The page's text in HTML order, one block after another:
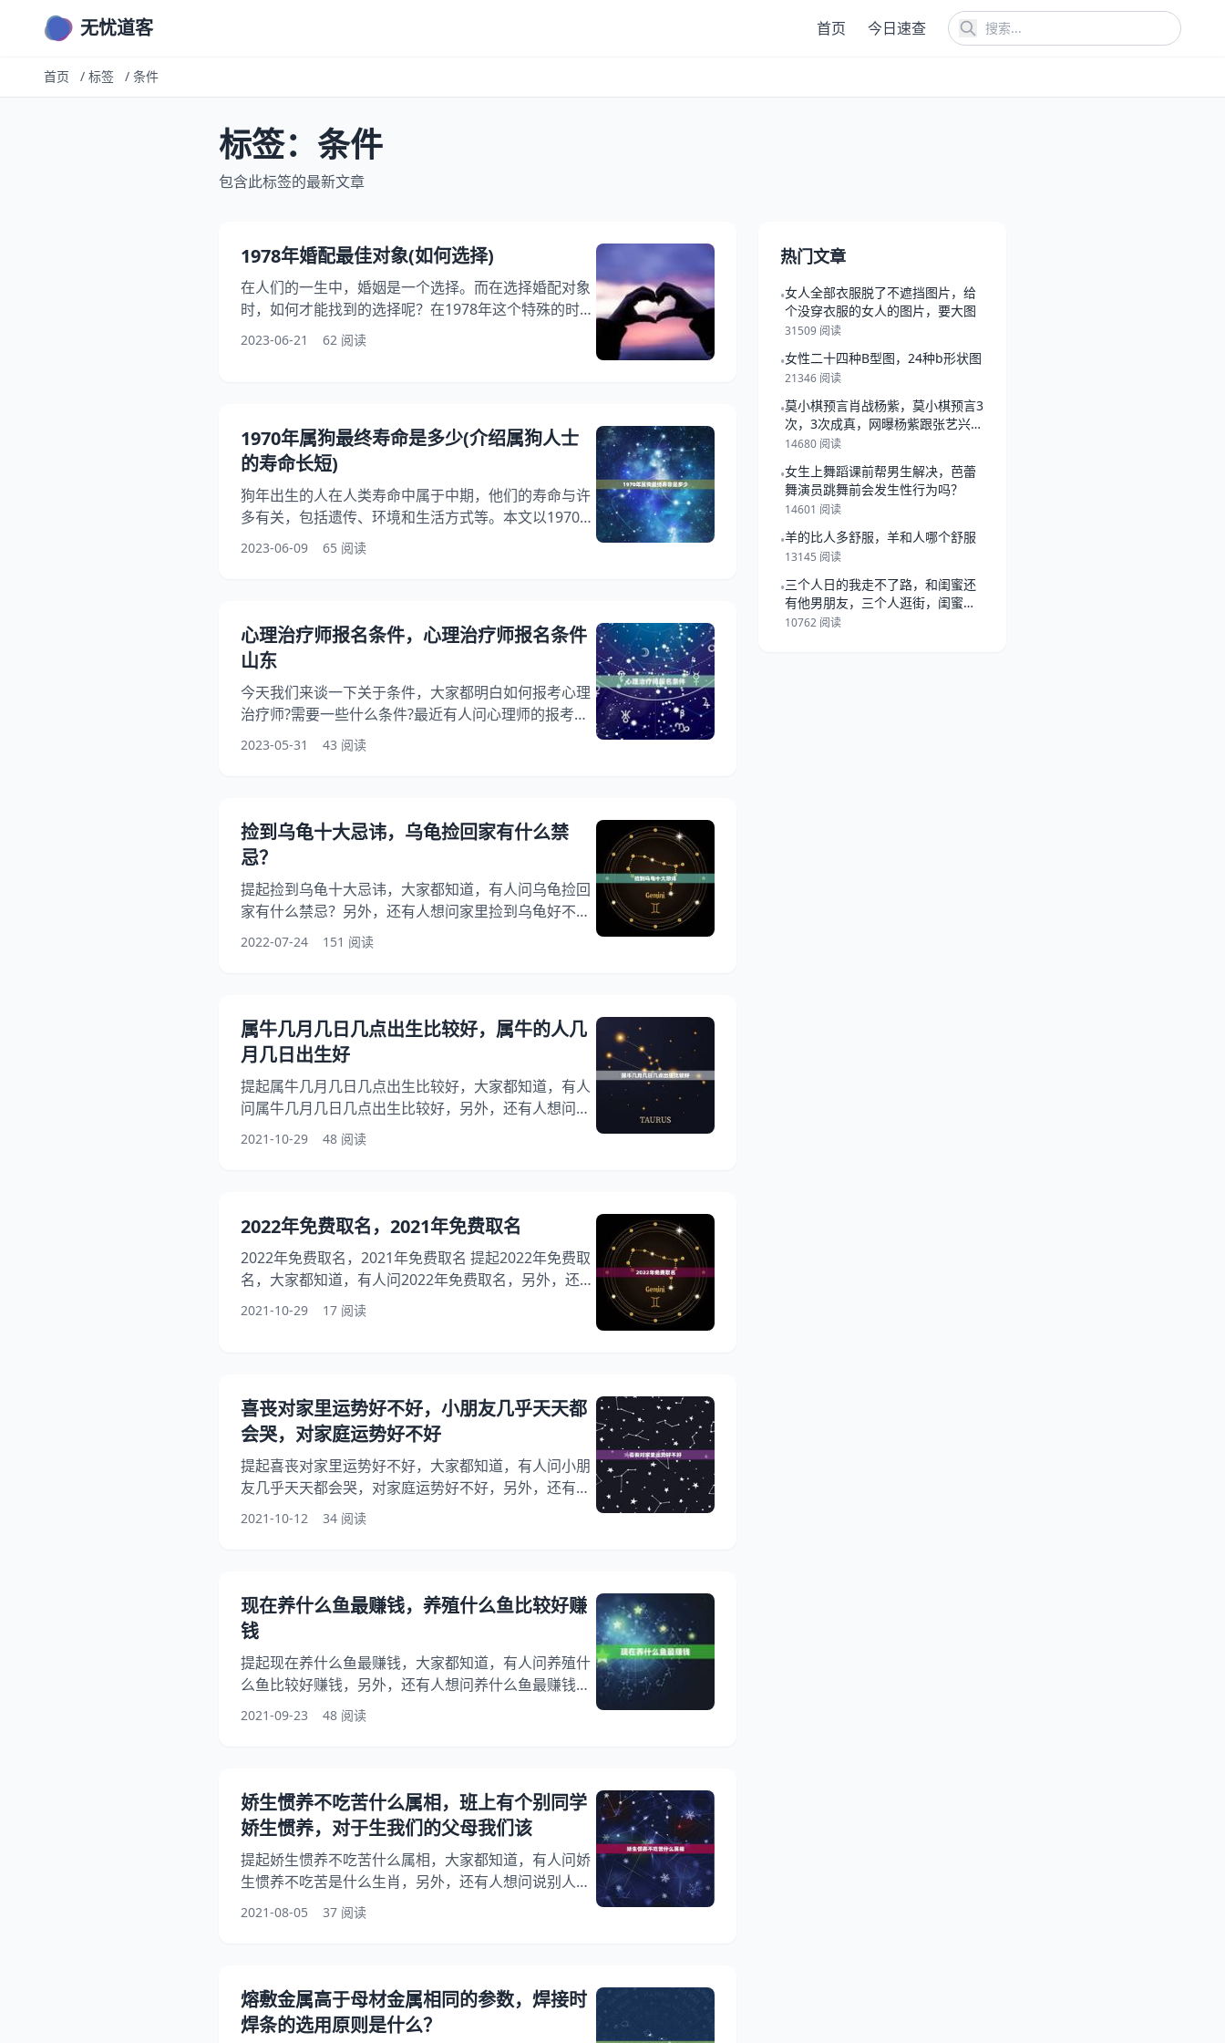
无忧道客 首页 今日速查
首页 / 标签 / 条件
标签：条件
包含此标签的最新文章
1978年婚配最佳对象(如何选择)
在人们的一生中，婚姻是一个选择。而在选择婚配对象
时，如何才能找到的选择呢？在1978年这个特殊的时
期，社会背景和人们的观都有着很大的变化。本文将从
多个角度探讨如何选择1978年的婚配对象。 一、社会
破，人们开始更加注重个人的自由和选择
2023-06-21 62 阅读
1970年属狗最终寿命是多少(介绍属狗人士
的寿命长短)
狗年出生的人在人类寿命中属于中期，他们的寿命与许
多有关，包括遗传、环境和生活方式等。本文以1970年
属狗人的寿命为研究对象，通过对相关数据的分析和对
历史背景的考察，讨论属狗人的寿命与那个时代的背
因为那个时代的医疗条件相对落后，许多疾病没有现在
容易治疗。同时，营养不良
2023-06-09 65 阅读
心理治疗师报名条件，心理治疗师报名条件
山东
今天我们来谈一下关于条件，大家都明白如何报考心理
治疗师?需要一些什么条件?最近有人问心理师的报考条
件?另外，还有朋友想问心理治疗师报名要求?阅读本
文，您将了解到心理治疗师报名条件山东，请花费几分
条件如下：和道德要求：遵守中的和，具备良好的医德
医风和敬业精神。 2、心理治疗初级（师）资格考试
2023-05-31 43 阅读
捡到乌龟十大忌讳，乌龟捡回家有什么禁
忌？
提起捡到乌龟十大忌讳，大家都知道，有人问乌龟捡回
家有什么禁忌？另外，还有人想问家里捡到乌龟好不
好？你知道这是怎么回事？其实在路上捡到一个乌龟是
什么意思有什么含义吗？下面就一起来看看乌龟捡回家
么你一定不要把它放在一个非常的环境当中，这个时候
它肯定就需要晒太阳
2022-07-24 151 阅读
属牛几月几日几点出生比较好，属牛的人几
月几日出生好
提起属牛几月几日几点出生比较好，大家都知道，有人
问属牛几月几日几点出生比较好，另外，还有人想问属
牛女孩几点出生比较好，你知道这是怎么回事？其实属
牛什么时辰出生更好，下面就一起来看看属牛的人几月
生会有好的桃花运，这类属牛女是人品很好的，在异性
的眼里特别的有魅力。 桃花运旺是很多人期待的事情
2021-10-29 48 阅读
2022年免费取名，2021年免费取名
2022年免费取名，2021年免费取名 提起2022年免费取
名，大家都知道，有人问2022年免费取名，另外，还有
人想问2022年起名叫图图打多少分，你知道这是怎么回
事？其实免费取名字大全，下面就一起来看看2021年免
意
2021-10-29 17 阅读
喜丧对家里运势好不好，小朋友几乎天天都
会哭，对家庭运势好不好
提起喜丧对家里运势好不好，大家都知道，有人问小朋
友几乎天天都会哭，对家庭运势好不好，另外，还有人
想问买了一把暴风战斧，可是大家说家里不能乱放斧头
这种利器，放不好对运势不好，请问斧头要怎么放（放
下面就一起来看看小朋友几乎天天都会哭，对家庭运势
好不好，希望能够帮助到大家！ 喜丧对家里运势好不好
1
2021-10-12 34 阅读
现在养什么鱼最赚钱，养殖什么鱼比较好赚
钱
提起现在养什么鱼最赚钱，大家都知道，有人问养殖什
么鱼比较好赚钱，另外，还有人想问养什么鱼最赚钱？
你知道这是怎么回事？其实鱼塘养什么最赚钱？下面就
一起来看看养殖什么鱼比较好赚钱，希望能够帮助到大
寒交接,养殖技术高,但是一旦掌握技术,就可以独霸一方
市场,实属名贵鱼种。 虹鳟鱼的习性
2021-09-23 48 阅读
娇生惯养不吃苦什么属相，班上有个别同学
娇生惯养，对于生我们的父母我们该
提起娇生惯养不吃苦什么属相，大家都知道，有人问娇
生惯养不吃苦是什么生肖，另外，还有人想问说别人娇
生惯养，别人会觉得很生气吗？这句话会不会很过分，
你知道这是怎么回事？其实班上有个别同桌薄弱，对此
为他们做些什么?希望能够帮助到大家！ 娇生惯养不吃
苦什么属相 班上一位同学娇生惯养你打算怎么劝他?标
语
2021-08-05 37 阅读
熔敷金属高于母材金属相同的参数，焊接时
焊条的选用原则是什么？
热门文章
•女人全部衣服脱了不遮挡图片，给
个没穿衣服的女人的图片，要大图
31509 阅读
•女性二十四种B型图，24种b形状图
21346 阅读
•莫小棋预言肖战杨紫，莫小棋预言3
次，3次成真，网曝杨紫跟张艺兴在
一起，
14680 阅读
•女生上舞蹈课前帮男生解决，芭蕾
舞演员跳舞前会发生性行为吗？
14601 阅读
•羊的比人多舒服，羊和人哪个舒服
13145 阅读
•三个人日的我走不了路，和闺蜜还
有他男朋友，三个人逛街，闺蜜总
是跟她男朋
10762 阅读